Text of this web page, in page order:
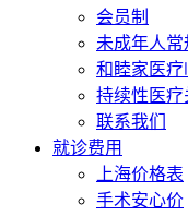
会员制
未成年人
和睦家医疗
持续性医疗
联系我们
就诊费用
上海价格表
手术安心价